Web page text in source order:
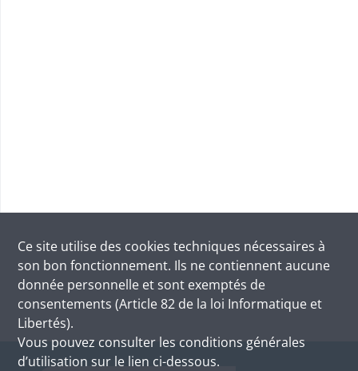
Ce site utilise des cookies techniques nécessaires à
son bon fonctionnement. Ils ne contiennent aucune
donnée personnelle et sont exemptés de
consentements (Article 82 de la loi Informatique et
Libertés).
Vous pouvez consulter les conditions générales
d’utilisation sur le lien ci-dessous.